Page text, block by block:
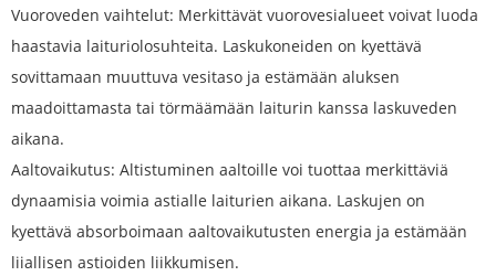
Vuoroveden vaihtelut: Merkittävät vuorovesialueet voivat luoda
haastavia laituriolosuhteita. Laskukoneiden on kyettävä
sovittamaan muuttuva vesitaso ja estämään aluksen
maadoittamasta tai törmäämään laiturin kanssa laskuveden
aikana.
Aaltovaikutus: Altistuminen aaltoille voi tuottaa merkittäviä
dynaamisia voimia astialle laiturien aikana. Laskujen on
kyettävä absorboimaan aaltovaikutusten energia ja estämään
liiallisen astioiden liikkumisen.